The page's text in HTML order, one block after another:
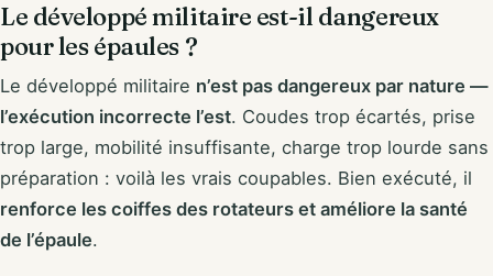
Le développé militaire est-il dangereux
pour les épaules ?
Le développé militaire n’est pas dangereux par nature —
l’exécution incorrecte l’est. Coudes trop écartés, prise
trop large, mobilité insuffisante, charge trop lourde sans
préparation : voilà les vrais coupables. Bien exécuté, il
renforce les coiffes des rotateurs et améliore la santé
de l’épaule.